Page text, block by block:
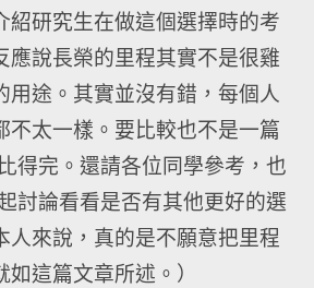
紹研究生在做這個選擇時的考
應說長榮的里程其實不是很雞
用途。其實並沒有錯，每個人
不太一樣。要比較也不是一篇
得完。還請各位同學參考，也
討論看看是否有其他更好的選
人來說，真的是不願意把里程
這篇文章所述。）